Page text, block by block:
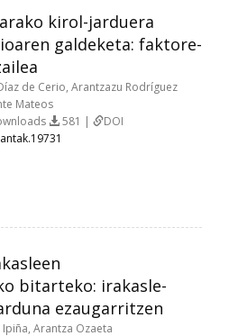
kirol-jarduera
galdeketa: faktore-
de Cerio, Arantzazu Rodríguez
Mateos
581 |
DOI
bitarteko: irakasle-
ezaugarritzen
Arantza Ozaeta